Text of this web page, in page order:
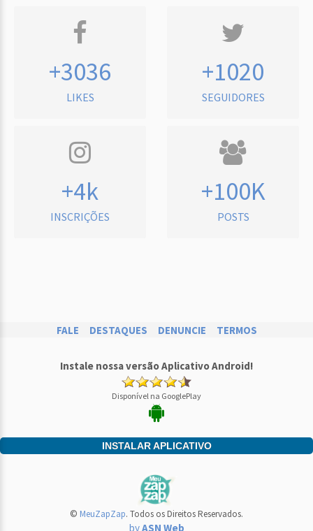
+3036
LIKES
+1020
SEGUIDORES
+4k
INSCRIÇÕES
+100K
POSTS
FALE DESTAQUES DENUNCIE TERMOS
Instale nossa versão Aplicativo Android!
Disponível na GooglePlay
INSTALAR APLICATIVO
© MeuZapZap. Todos os Direitos Reservados.
byASN Web